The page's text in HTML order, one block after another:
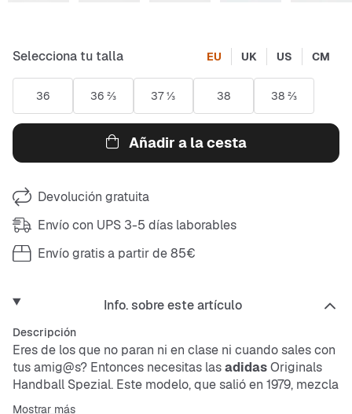
Selecciona tu talla EU UK US CM
36 36 ⅔ 37 ⅓ 38 38 ⅔
Añadir a la cesta
Devolución gratuita
Envío con UPS 3-5 días laborables
Envío gratis a partir de 85€
Info. sobre este artículo
Descripción
Eres de los que no paran ni en clase ni cuando sales con
tus amig@s? Entonces necesitas lasadidasOriginals
Handball Spezial. Este modelo, que salió en 1979, mezcla
el diseño auténtico de los 70 con comodidad moderna
Mostrar más